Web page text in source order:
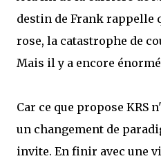
destin de Frank rappelle
rose, la catastrophe de
Mais il y a encore
Car ce que propose KRS
un changement de
invite. En finir avec une